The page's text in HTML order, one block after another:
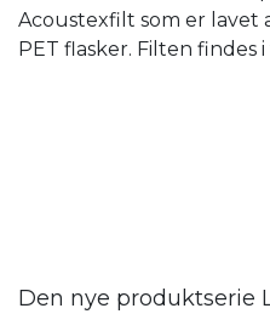
Acoustexfilt som er lavet
PET flasker. Filten findes
Den nye produktserie